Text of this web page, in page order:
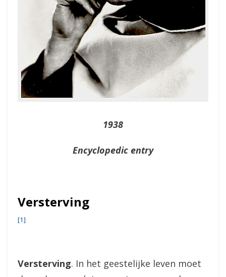
1938
Encyclopedic entry
Versterving
[1]
Versterving. In het geestelijke leven moet